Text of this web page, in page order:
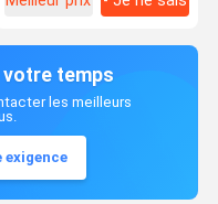
votre temps
les meilleurs
exigence